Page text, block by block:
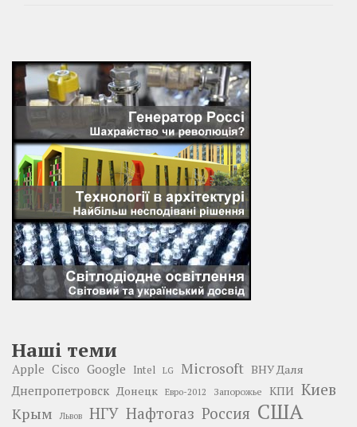
Наші теми
Apple Cisco Google Intel LG Microsoft ВНУ Даля
Днепропетровск Донецк Евро-2012 Запорожье КПИ Киев
Крым Львов НГУ Нафтогаз Россия США